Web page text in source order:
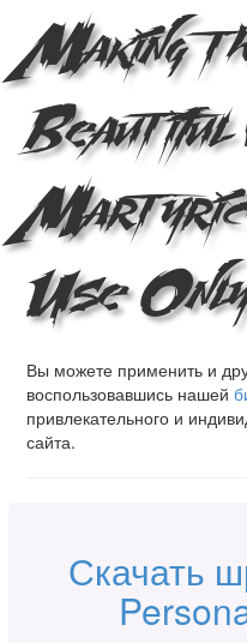
Making
Use
Вы можете применить и
воспользовавшись нашей
привлекательного и
сайта.
Скачать